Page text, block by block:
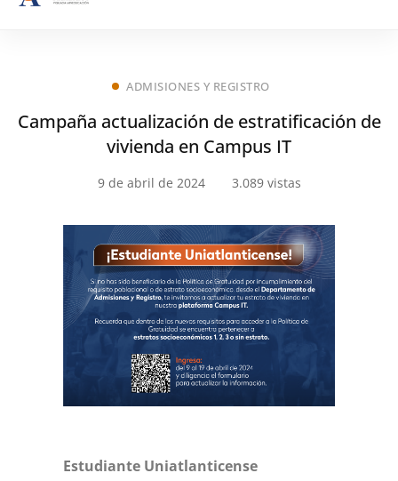
ADMISIONES Y REGISTRO
Campaña actualización de estratificación de
vivienda en Campus IT
9 de abril de 2024 3.089 vistas
Estudiante Uniatlanticense